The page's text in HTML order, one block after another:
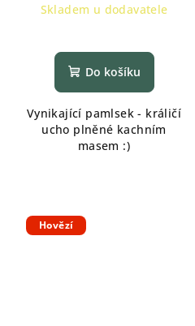
Skladem u dodavatele
Do košíku
Vynikající pamlsek - králičí
ucho plněné kachním
masem :)
Hovězí